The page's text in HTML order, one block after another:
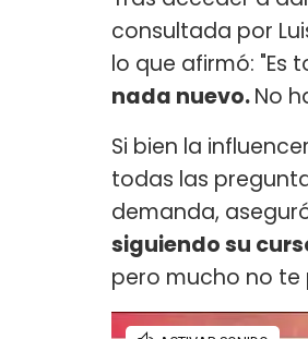
consultada por
lo que afirmó: "Es
nada nuevo.No
Si bien la
todas las
demanda,
siguiendo su
pero mucho no te